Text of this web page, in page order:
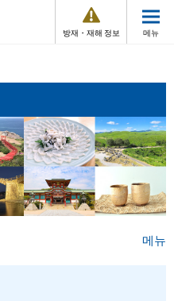
방재・재해 정보 메뉴
Sitemap
메뉴